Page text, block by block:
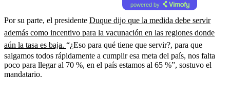
powered by
Por su parte, el presidente Duque dijo que la medida debe servir
además como incentivo para la vacunación en las regiones donde
aún la tasa es baja. “¿Eso para qué tiene que servir?, para que
salgamos todos rápidamente a cumplir esa meta del país, nos falta
poco para llegar al 70 %, en el país estamos al 65 %”, sostuvo el
mandatario.